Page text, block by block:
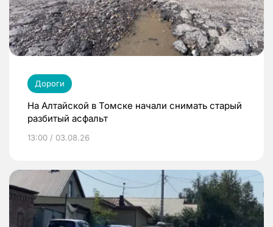
Дороги
На Алтайской в Томске начали снимать старый
разбитый асфальт
13:00 / 03.08.26